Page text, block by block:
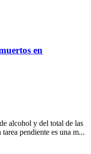
en
alcohol y del total de las
pendiente es una m...